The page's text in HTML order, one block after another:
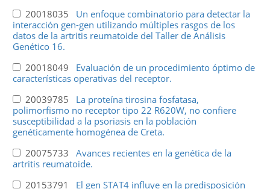
20018035 Un enfoque combinatorio para detectar la
interacción gen-gen utilizando múltiples rasgos de los
datos de la artritis reumatoide del Taller de Análisis
Genético 16.
20018049 Evaluación de un procedimiento óptimo de
características operativas del receptor.
20039785 La proteína tirosina fosfatasa,
polimorfismo no receptor tipo 22 R620W, no confiere
susceptibilidad a la psoriasis en la población
genéticamente homogénea de Creta.
20075733 Avances recientes en la genética de la
artritis reumatoide.
20153791 El gen STAT4 influye en la predisposición